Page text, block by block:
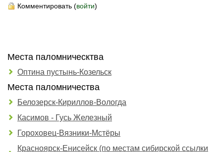
Комментировать (войти)
Места паломническтва
Оптина пустынь-Козельск
Места паломничества
Белозерск-Кириллов-Вологда
Касимов - Гусь Железный
Гороховец-Вязники-Мстёры
Красноярск-Енисейск (по местам сибирской ссылки